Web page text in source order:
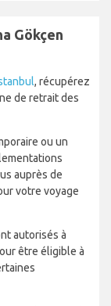
Gökçen
, récupérez
de retrait des
ou un
auprès de
votre voyage
autorisés à
être éligible à